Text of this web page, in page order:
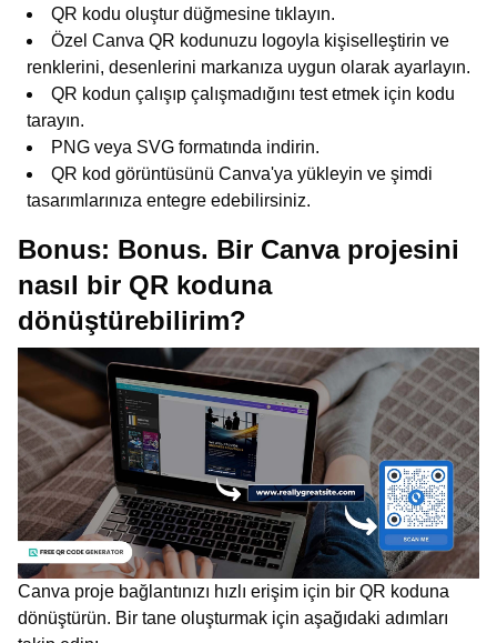
QR kodu oluştur düğmesine tıklayın.
Özel Canva QR kodunuzu logoyla kişiselleştirin ve
renklerini, desenlerini markanıza uygun olarak ayarlayın.
QR kodun çalışıp çalışmadığını test etmek için kodu
tarayın.
PNG veya SVG formatında indirin.
QR kod görüntüsünü Canva'ya yükleyin ve şimdi
tasarımlarınıza entegre edebilirsiniz.
Bonus: Bonus. Bir Canva projesini
nasıl bir QR koduna
dönüştürebilirim?
Canva proje bağlantınızı hızlı erişim için bir QR koduna
dönüştürün. Bir tane oluşturmak için aşağıdaki adımları